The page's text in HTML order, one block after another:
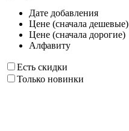
Дате добавления
Цене (сначала дешевые)
Цене (сначала дорогие)
Алфавиту
Есть скидки
Только новинки